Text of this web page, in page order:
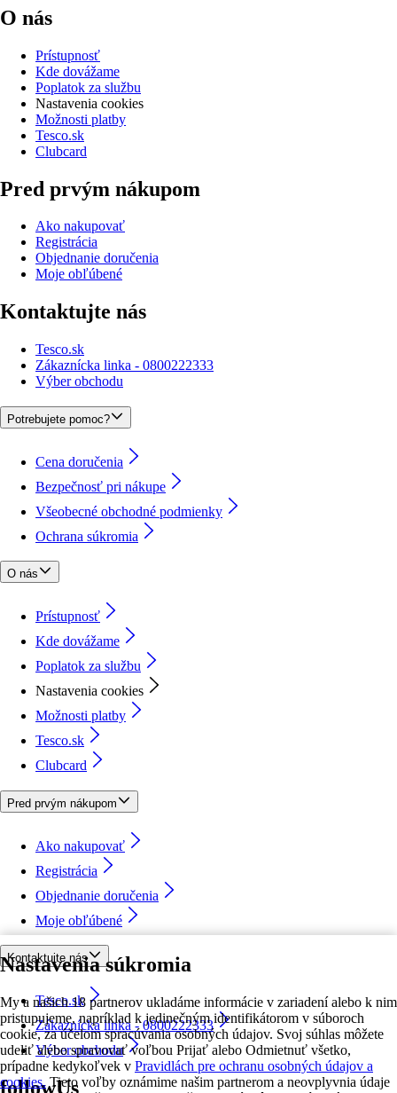
Nastavenia súkromia
My a našich 18 partnerov ukladáme informácie v zariadení alebo k nim
pristupujeme, napríklad k jedinečným identifikátorom v súboroch
cookie, za účelom spracúvania osobných údajov. Svoj súhlas môžete
udeliť alebo spravovať voľbou Prijať alebo Odmietnuť všetko,
prípadne kedykoľvek v Pravidlách pre ochranu osobných údajov a
cookies. Tieto voľby oznámime našim partnerom a neovplyvnia údaje
O nás
Prístupnosť
Kde dovážame
Poplatok za službu
Nastavenia cookies
Možnosti platby
Tesco.sk
Clubcard
Pred prvým nákupom
Ako nakupovať
Registrácia
Objednanie doručenia
Moje obľúbené
Kontaktujte nás
Tesco.sk
Zákaznícka linka - 0800222333
Výber obchodu
Potrebujete pomoc?
Cena doručenia
Bezpečnosť pri nákupe
Všeobecné obchodné podmienky
Ochrana súkromia
O nás
Prístupnosť
Kde dovážame
Poplatok za službu
Nastavenia cookies
Možnosti platby
Tesco.sk
Clubcard
Pred prvým nákupom
Ako nakupovať
Registrácia
Objednanie doručenia
Moje obľúbené
Kontaktujte nás
Tesco.sk
Zákaznícka linka - 0800222333
Výber obchodu
followUs